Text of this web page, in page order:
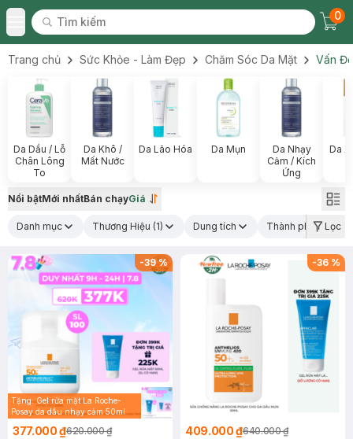
Toggle Menu
Tìm kiếm
Tìm kiếm
0
Trang chủ Sức Khỏe - Làm Đẹp Chăm Sóc Da Mặt Vấn
Da Dầu / Lỗ
Chân Lông
To
Da Khô /
Mất Nước
Da Lão Hóa Da Mụn
Da Nhạy
Cảm / Kích
Ứng
Da
Nổi bậtMới nhấtBán chạyGiá
Danh mục Thương Hiệu (1) Dung tích Thành phần nổi bật
Lọc
-39%
Tặng: Gel rửa mặt La Roche-
Posay da dầu nhạy cảm 50ml
377.000 ₫620.000 ₫
-36 %
409.000 ₫640.000 ₫